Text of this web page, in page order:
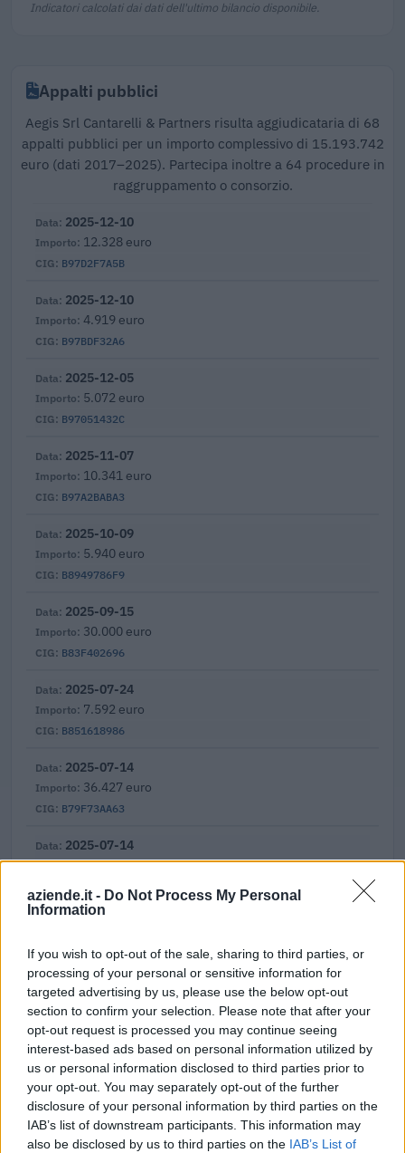
aziende.it - Do Not Process My Personal
Information
If you wish to opt-out of the sale, sharing to third parties, or
processing of your personal or sensitive information for
targeted advertising by us, please use the below opt-out
section to confirm your selection. Please note that after your
opt-out request is processed you may continue seeing
interest-based ads based on personal information utilized by
us or personal information disclosed to third parties prior to
your opt-out. You may separately opt-out of the further
disclosure of your personal information by third parties on the
IAB’s list of downstream participants. This information may
also be disclosed by us to third parties on the IAB’s List of
Indicatori calcolati dai dati dell'ultimo bilancio disponibile.
Appalti pubblici
Aegis Srl Cantarelli & Partners risulta aggiudicataria di 68
appalti pubblici per un importo complessivo di 15.193.742
euro (dati 2017–2025). Partecipa inoltre a 64 procedure in
raggruppamento o consorzio.
B97D2F7A5B
2025-12-10
12.328 euro
B97BDF32A6
2025-12-10
4.919 euro
B97051432C
2025-12-05
5.072 euro
B97A2BABA3
2025-11-07
10.341 euro
B8949786F9
2025-10-09
5.940 euro
B83F402696
2025-09-15
30.000 euro
B851618986
2025-07-24
7.592 euro
B79F73AA63
2025-07-14
36.427 euro
2025-07-14
3.798 euro
B79F92E701
Fonte: ANAC – Banca Dati Nazionale Contratti Pubblici (Open Data,
licenza CC BY-SA 4.0). Ogni CIG e' verificabile sul portale ANAC.
Aiuti di Stato e contributi pubblici
Aegis Srl Cantarelli & Partners risulta beneficiaria di 7 aiuti o